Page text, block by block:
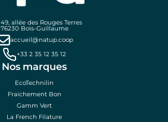
49, allée des Rouges Terres
76230 Bois-Guillaume
accueil@natup.coop
+33 2 35 12 35 12
Nos marques
EcoTechnilin
Fraichement Bon
Gamm Vert
La French Filature